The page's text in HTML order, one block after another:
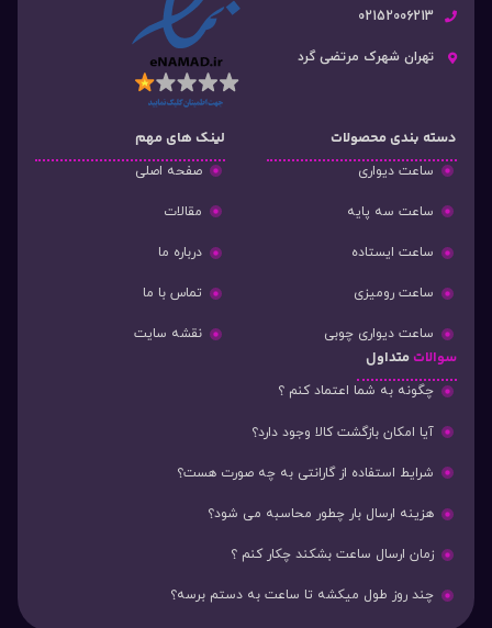
02152006213
تهران شهرک مرتضی گرد
دسته‌ بندی محصولات
ساعت دیواری
ساعت سه پایه
ساعت ایستاده
ساعت رومیزی
ساعت دیواری چوبی
لینک های مهم
صفحه اصلی
مقالات
درباره ما
تماس با ما
نقشه سایت
سوالات متداول
چگونه به شما اعتماد کنم ؟
آیا امکان بازگشت کالا وجود دارد؟
شرایط استفاده از گارانتی به چه صورت هست؟
هزینه ارسال بار چطور محاسبه می شود؟
زمان ارسال ساعت بشکند چکار کنم ؟
چند روز طول میکشه تا ساعت به دستم برسه؟